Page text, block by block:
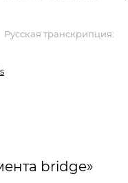
Русская транскрипция:
bridge»